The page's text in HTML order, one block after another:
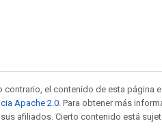
contrario, el contenido de esta página
Apache 2.0 . Para obtener más
afiliados. Cierto contenido está